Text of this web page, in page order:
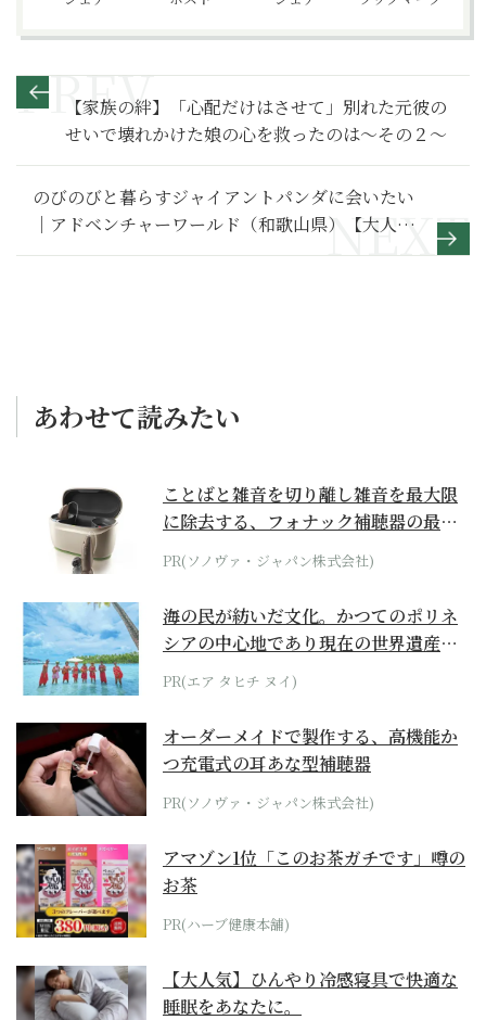
【家族の絆】「心配だけはさせて」別れた元彼の
せいで壊れかけた娘の心を救ったのは～その２～
のびのびと暮らすジャイアントパンダに会いたい
｜アドベンチャーワールド（和歌山県）【大人が
行きたい「動物園」と「水族館」】
あわせて読みたい
ことばと雑音を切り離し雑音を最大限
に除去する、フォナック補聴器の最上
位モデル
PR(ソノヴァ・ジャパン株式会社)
海の民が紡いだ文化。かつてのポリネ
シアの中心地であり現在の世界遺産か
らみえてくる...
PR(エア タヒチ ヌイ)
オーダーメイドで製作する、高機能か
つ充電式の耳あな型補聴器
PR(ソノヴァ・ジャパン株式会社)
アマゾン1位「このお茶ガチです」噂の
お茶
PR(ハーブ健康本舗)
【大人気】ひんやり冷感寝具で快適な
睡眠をあなたに。